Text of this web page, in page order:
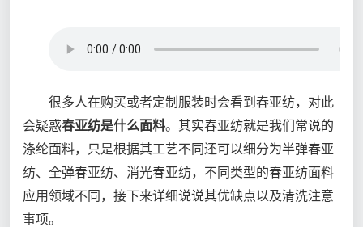
很多人在购买或者定制服装时会看到春亚纺，对此
会疑惑春亚纺是什么面料。其实春亚纺就是我们常说的
涤纶面料，只是根据其工艺不同还可以细分为半弹春亚
纺、全弹春亚纺、消光春亚纺，不同类型的春亚纺面料
应用领域不同，接下来详细说说其优缺点以及清洗注意
事项。